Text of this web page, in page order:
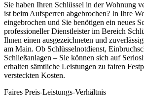
Sie haben Ihren Schlüssel in der Wohnung
ist beim Aufsperren abgebrochen? In Ihre
eingebrochen und Sie benötigen ein neues
professioneller Dienstleister im Bereich
Ihnen einen ausgezeichneten und
am Main. Ob Schlüsselnotdienst,
Schließanlagen – Sie können sich auf
erhalten sämtliche Leistungen zu fairen
versteckten Kosten.
Faires Preis-Leistungs-Verhältnis